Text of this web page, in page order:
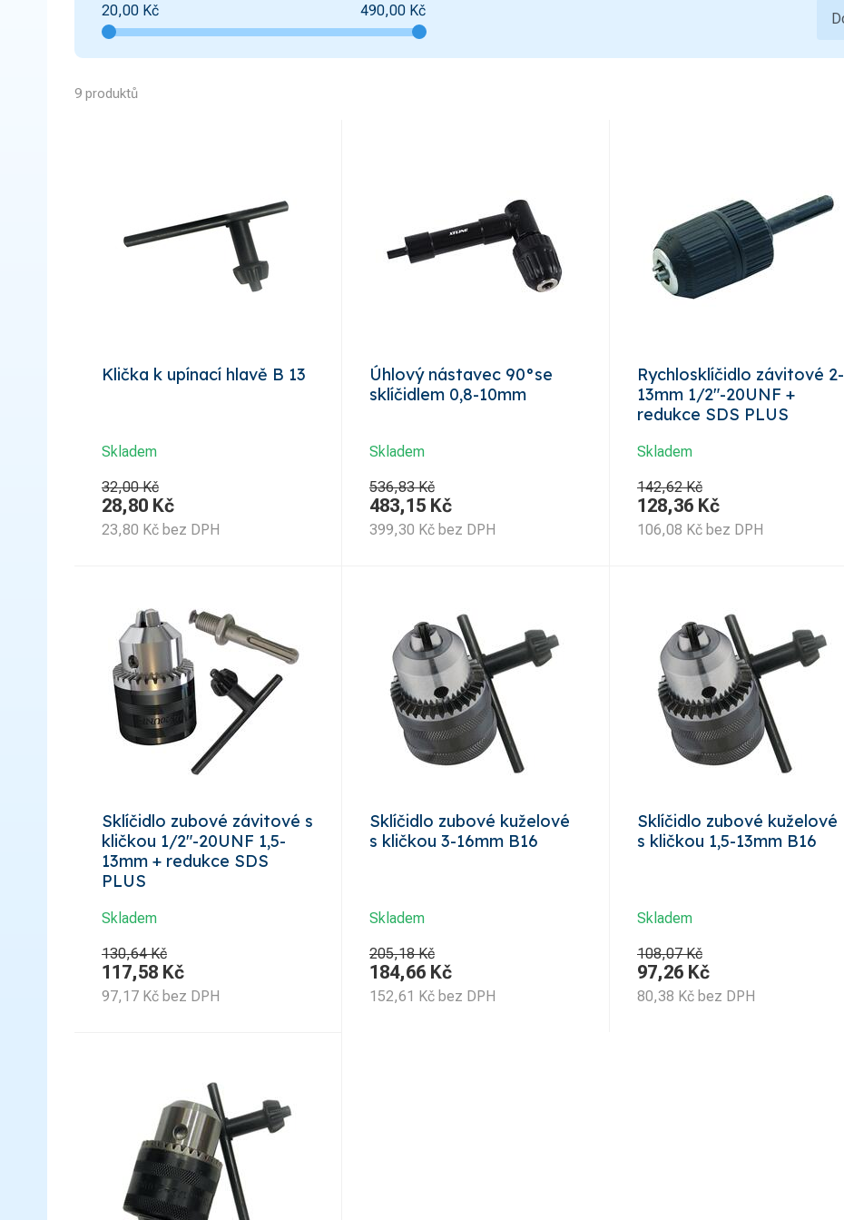
20,00 Kč 490,00 Kč
9 produktů
Klička k upínací hlavě B 13
Skladem
32,00 Kč
28,80 Kč
23,80 Kč bez DPH
Úhlový nástavec 90°se
sklíčidlem 0,8-10mm
Skladem
536,83 Kč
483,15 Kč
399,30 Kč bez DPH
Rychlosklíčidlo závitové 2-
13mm 1/2"-20UNF +
redukce SDS PLUS
Skladem
142,62 Kč
128,36 Kč
106,08 Kč bez DPH
Sklíčidlo zubové závitové s
kličkou 1/2"-20UNF 1,5-
13mm + redukce SDS
PLUS
Skladem
130,64 Kč
117,58 Kč
97,17 Kč bez DPH
Sklíčidlo zubové kuželové
s kličkou 3-16mm B16
Skladem
205,18 Kč
184,66 Kč
152,61 Kč bez DPH
Sklíčidlo zubové kuželové
s kličkou 1,5-13mm B16
Skladem
108,07 Kč
97,26 Kč
80,38 Kč bez DPH